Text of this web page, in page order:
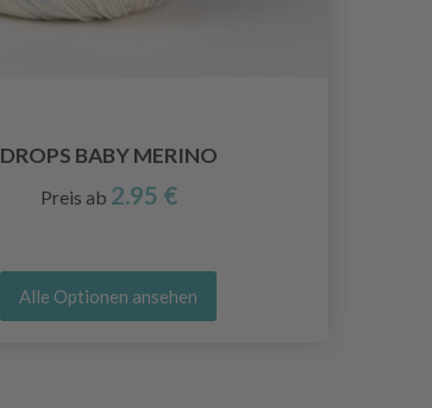
DROPS BABY MERINO
Preis ab 2.95 €
Alle Optionen ansehen